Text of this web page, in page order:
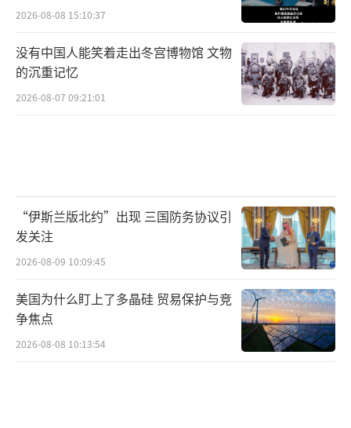
2026-08-08 15:10:37
没有中国人能笑着走出冬宫博物馆 文物
的沉重记忆
2026-08-07 09:21:01
“伊斯兰版北约”出现 三国防务协议引
发关注
2026-08-09 10:09:45
美国为什么盯上了多晶硅 贸易保护与竞
争焦点
2026-08-08 10:13:54